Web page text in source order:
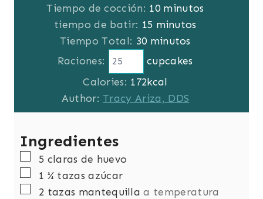
i
n
u
t
Tiempo de cocción: 10m
i
n
u
o
s
minutos
tiempo de batir: 15 m
i
n
t
o
minutos
Tiempo Total: 30m
i
u
t
minutos
Raciones:
cupcakes
Calories: 172kcal
Author:Tracy Ariza, DDS
Ingredientes
▢
5 claras de huevo
▢
1 ¼ tazas azúcar
▢
2 tazas mantequilla a temperatura